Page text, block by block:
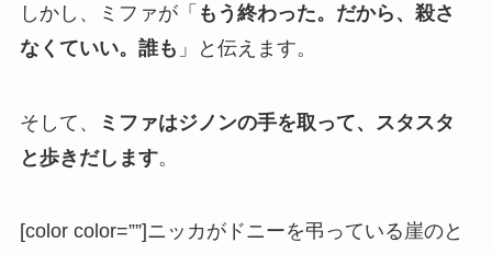
しかし、ミファが「 もう終わった。だから、殺さ
なくていい。誰も 」と伝えます。
そして、
ミファはジノンの手を取って、スタスタ
と歩きだします。
[color color=””]ニッカがドニーを弔っている崖のと